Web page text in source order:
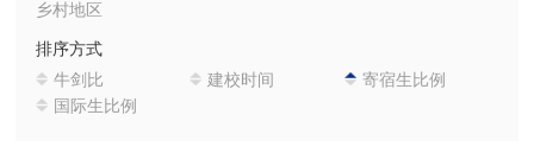
乡村地区
排序方式
牛剑比
建校时间
寄宿生比例
国际生比例